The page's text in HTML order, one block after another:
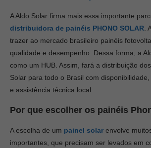
A Aldo Solar firma mais essa importante
distribuidora de painéis PHONO SOLAR.
trazer ao mercado brasileiro painéis
qualidade e desempenho. Dessa forma, a
como um HUB. Assim, fará a distribuição
Solar para todo o Brasil com
e assistência técnica local.
Por que escolher os painéis
A escolha de um painel solar envolve
importantes, que precisam ser levados em